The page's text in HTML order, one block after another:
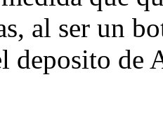
al ser un
deposito de